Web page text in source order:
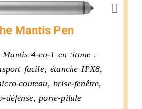
Mantis Pen
Mantis 4-en-1 en titane :
facile, étanche IPX8,
couteau, brise-fenêtre,
défense, porte-pilule.